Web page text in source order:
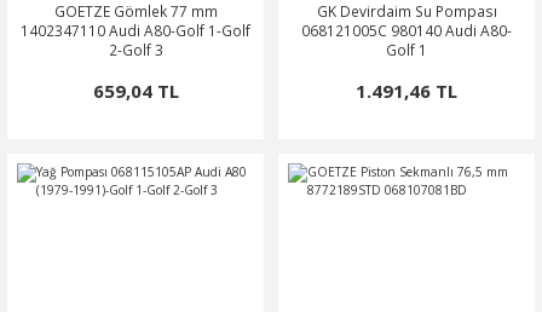
GOETZE Gömlek 77 mm
1402347110 Audi A80-Golf 1-Golf
2-Golf 3
659,04 TL
GK Devirdaim Su Pompası
068121005C 980140 Audi A80-
Golf 1
1.491,46 TL